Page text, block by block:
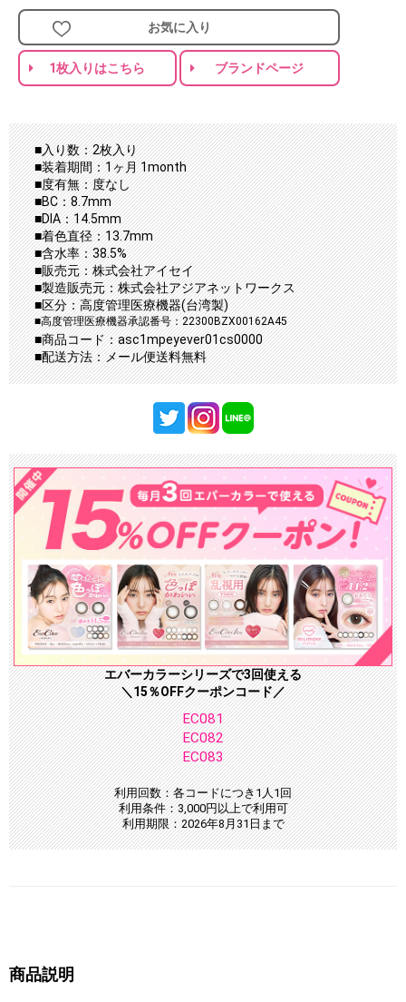
お気に入り
1枚入りはこちら ブランドページ
■入り数：2枚入り
■装着期間：1ヶ月 1month
■度有無：度なし
■BC：8.7mm
■DIA：14.5mm
■着色直径：13.7mm
■含水率：38.5%
■販売元：株式会社アイセイ
■製造販売元：株式会社アジアネットワークス
■区分：高度管理医療機器(台湾製)
■高度管理医療機器承認番号：22300BZX00162A45
■商品コード：asc1mpeyever01cs0000
■配送方法：メール便送料無料
エバーカラーシリーズで3回使える
＼15％OFFクーポンコード／
EC081
EC082
EC083
利用回数：各コードにつき1人1回
利用条件：3,000円以上で利用可
利用期限：2026年8月31日まで
商品説明